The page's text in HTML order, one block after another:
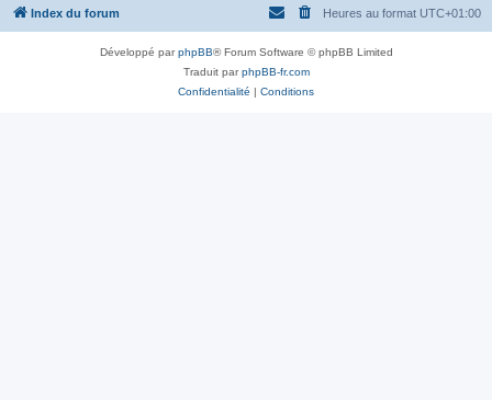
r
Index du forum Heures au format UTC+01:00
Développé parphpBB® Forum Software © phpBB Limited
Traduit parphpBB-fr.com
Confidentialité | Conditions